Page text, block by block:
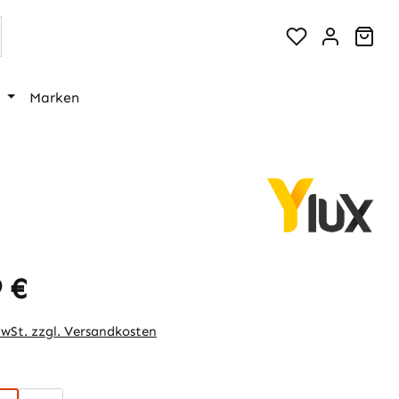
Marken
€
zzgl. Versandkosten